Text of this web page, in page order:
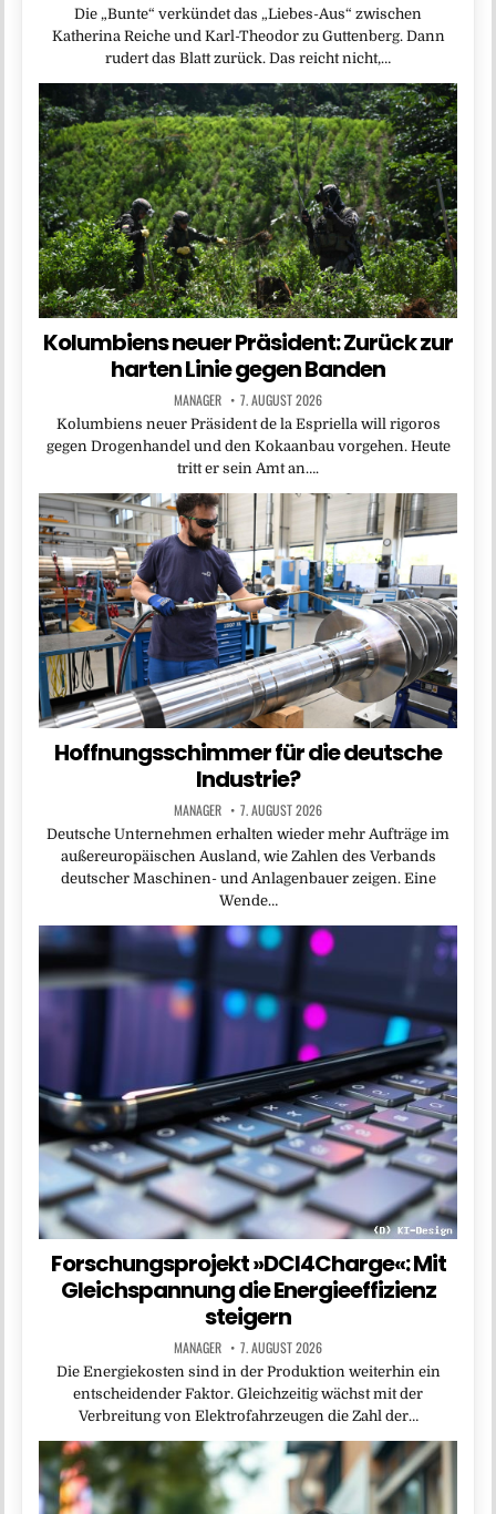
Die „Bunte“ verkündet das „Liebes-Aus“ zwischen
Katherina Reiche und Karl-Theodor zu Guttenberg. Dann
rudert das Blatt zurück. Das reicht nicht,…
Kolumbiens neuer Präsident: Zurück zur
harten Linie gegen Banden
MANAGER 7. AUGUST 2026
Kolumbiens neuer Präsident de la Espriella will rigoros
gegen Drogenhandel und den Kokaanbau vorgehen. Heute
tritt er sein Amt an….
Hoffnungsschimmer für die deutsche
Industrie?
MANAGER 7. AUGUST 2026
Deutsche Unternehmen erhalten wieder mehr Aufträge im
außereuropäischen Ausland, wie Zahlen des Verbands
deutscher Maschinen- und Anlagenbauer zeigen. Eine
Wende…
Forschungsprojekt »DCI4Charge«: Mit
Gleichspannung die Energieeffizienz
steigern
MANAGER 7. AUGUST 2026
Die Energiekosten sind in der Produktion weiterhin ein
entscheidender Faktor. Gleichzeitig wächst mit der
Verbreitung von Elektrofahrzeugen die Zahl der…